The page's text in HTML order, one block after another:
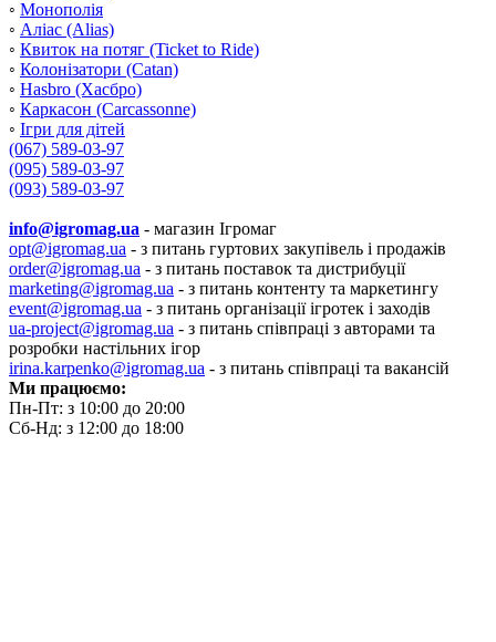
◦ Монополія
◦ Аліас (Alias)
◦ Квиток на потяг (Ticket to Ride)
◦ Колонізатори (Catan)
◦ Hasbro (Хасбро)
◦ Каркасон (Carcassonne)
◦ Ігри для дітей
(067) 589-03-97
(095) 589-03-97
(093) 589-03-97
info@igromag.ua - магазин Ігромаг
opt@igromag.ua - з питань гуртових закупівель і продажів
order@igromag.ua - з питань поставок та дистрибуції
marketing@igromag.ua - з питань контенту та маркетингу
event@igromag.ua - з питань організації ігротек і заходів
ua-project@igromag.ua - з питань співпраці з авторами та
розробки настільних ігор
irina.karpenko@igromag.ua - з питань співпраці та вакансій
Ми працюємо:
Пн-Пт: з 10:00 до 20:00
Сб-Нд: з 12:00 до 18:00